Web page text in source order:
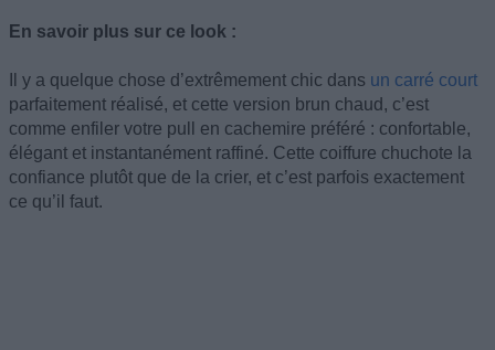
En savoir plus sur ce look :
Il y a quelque chose d’extrêmement chic dans un carré court
parfaitement réalisé, et cette version brun chaud, c’est
comme enfiler votre pull en cachemire préféré : confortable,
élégant et instantanément raffiné. Cette coiffure chuchote la
confiance plutôt que de la crier, et c’est parfois exactement
ce qu’il faut.